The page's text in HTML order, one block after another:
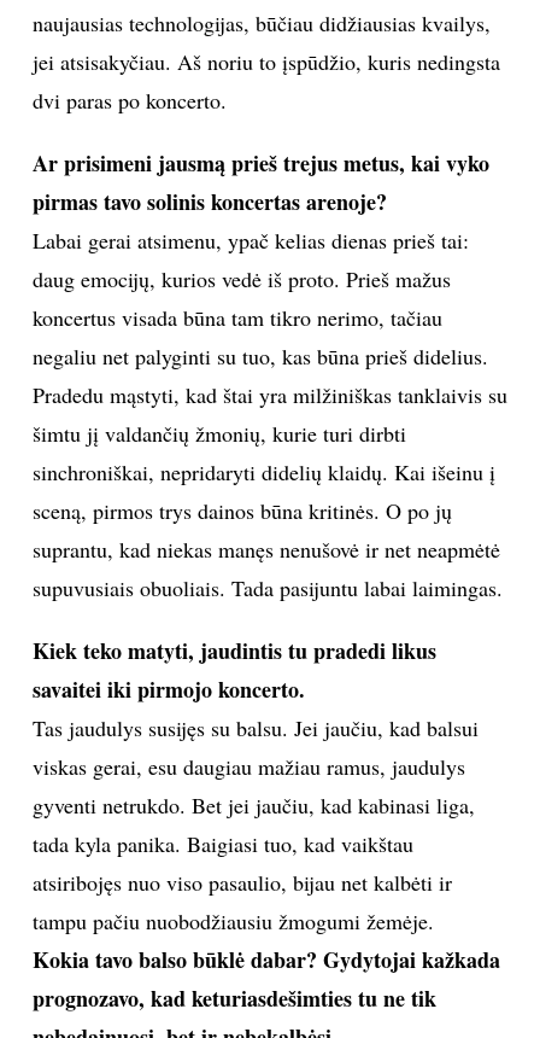
Sekite mus:
NAUJIENLAIŠKĮ
Prenumeruodami portalą,
taisyklėmis
naujausias technologijas, būčiau didžiausias kvailys,
jei atsisakyčiau. Aš noriu to įspūdžio, kuris nedingsta
dvi paras po koncerto.
Ar prisimeni jausmą prieš trejus metus, kai vyko
pirmas tavo solinis koncertas arenoje?
Labai gerai atsimenu, ypač kelias dienas prieš tai:
daug emocijų, kurios vedė iš proto. Prieš mažus
koncertus visada būna tam tikro nerimo, tačiau
negaliu net palyginti su tuo, kas būna prieš didelius.
Pradedu mąstyti, kad štai yra milžiniškas tanklaivis su
šimtu jį valdančių žmonių, kurie turi dirbti
sinchroniškai, nepridaryti didelių klaidų. Kai išeinu į
sceną, pirmos trys dainos būna kritinės. O po jų
suprantu, kad niekas manęs nenušovė ir net neapmėtė
supuvusiais obuoliais. Tada pasijuntu labai laimingas.
Kiek teko matyti, jaudintis tu pradedi likus
savaitei iki pirmojo koncerto.
Tas jaudulys susijęs su balsu. Jei jaučiu, kad balsui
viskas gerai, esu daugiau mažiau ramus, jaudulys
gyventi netrukdo. Bet jei jaučiu, kad kabinasi liga,
tada kyla panika. Baigiasi tuo, kad vaikštau
atsiribojęs nuo viso pasaulio, bijau net kalbėti ir
tampu pačiu nuobodžiausiu žmogumi žemėje.
Kokia tavo balso būklė dabar? Gydytojai kažkada
prognozavo, kad keturiasdešimties tu ne tik